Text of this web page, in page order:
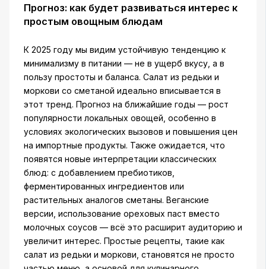
Прогноз: как будет развиваться интерес к
простым овощным блюдам
К 2025 году мы видим устойчивую тенденцию к
минимализму в питании — не в ущерб вкусу, а в
пользу простоты и баланса. Салат из редьки и
моркови со сметаной идеально вписывается в
этот тренд. Прогноз на ближайшие годы — рост
популярности локальных овощей, особенно в
условиях экологических вызовов и повышения цен
на импортные продукты. Также ожидается, что
появятся новые интерпретации классических
блюд: с добавлением пребиотиков,
ферментированных ингредиентов или
растительных аналогов сметаны. Веганские
версии, использование ореховых паст вместо
молочных соусов — всё это расширит аудиторию и
увеличит интерес. Простые рецепты, такие как
салат из редьки и моркови, становятся не просто